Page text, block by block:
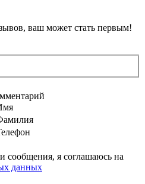
ваш может стать первым!
сообщения, я соглашаюсь на
данных